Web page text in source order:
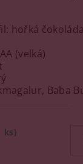
hořká
(velká)
Baba
ks)